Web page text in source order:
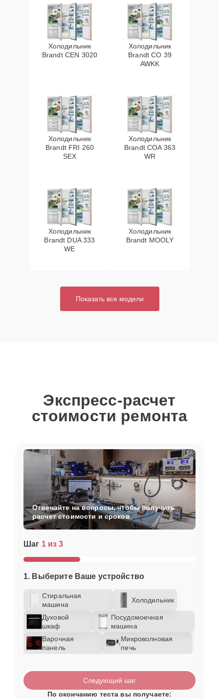
Холодильник
Brandt CEN 3020
Холодильник
Brandt CO 39
AWKK
Холодильник
Brandt FRI 260
SEX
Холодильник
Brandt COA 363
WR
Холодильник
Brandt DUA 333
WE
Холодильник
Brandt MOOLY
Показать все модели
Экспресс-расчет
стоимости ремонта
Шаг 1 из 3
1. Выберите Ваше устройство
Стиральная
машина
Холодильник
Духовой
шкаф
Посудомоечная
машина
Варочная
панель
Микроволновая
печь
Отвечайте на вопросы, чтобы получить
расчет стоимости и сроков
Следующий шаг
По окончанию теста вы получаете: